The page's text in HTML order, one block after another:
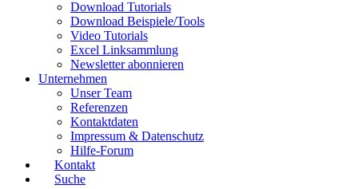
Download Tutorials
Download Beispiele/Tools
Video Tutorials
Excel Linksammlung
Newsletter abonnieren
Unternehmen
Unser Team
Referenzen
Kontaktdaten
Impressum & Datenschutz
Hilfe-Forum
Kontakt
Suche